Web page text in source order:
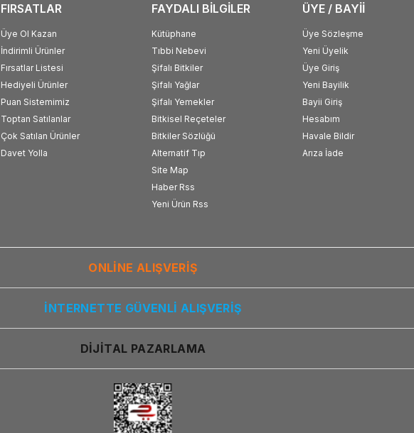
FIRSATLAR
Üye Ol Kazan
İndirimli Ürünler
Fırsatlar Listesi
Hediyeli Ürünler
Puan Sistemimiz
Toptan Satılanlar
Çok Satılan Ürünler
Davet Yolla
FAYDALI BİLGİLER
Kütüphane
Tıbbi Nebevi
Şifalı Bitkiler
Şifalı Yağlar
Şifalı Yemekler
Bitkisel Reçeteler
Bitkiler Sözlüğü
Alternatif Tıp
Site Map
Haber Rss
Yeni Ürün Rss
ÜYE / BAYİİ
Üye Sözleşme
Yeni Üyelik
Üye Giriş
Yeni Bayilik
Bayii Giriş
Hesabım
Havale Bildir
Arıza İade
ONLİNE ALIŞVERİŞ
İNTERNETTE GÜVENLİ ALIŞVERİŞ
DİJİTAL PAZARLAMA